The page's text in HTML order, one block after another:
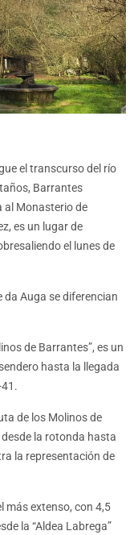
el transcurso del río
Barrantes
al Monasterio de
es un lugar de
el lunes de
da Auga se diferencian
de Barrantes”, es un
hasta la llegada
de los Molinos de
desde la rotonda hasta
la representación de
más extenso, con 4,5
la “Aldea Labrega”